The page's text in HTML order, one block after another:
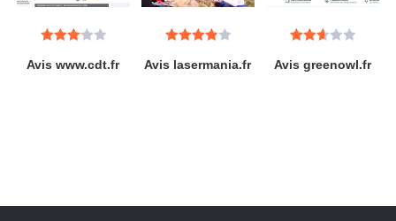
3.13
Avis www.cdt.fr
sur 5
Avis lasermania.fr
2.63
Avis greenowl.fr